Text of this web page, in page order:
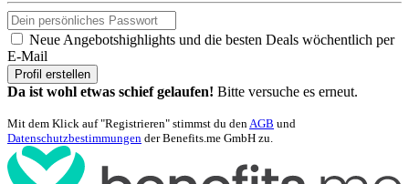
Neue Angebotshighlights und die besten Deals wöchentlich per
E-Mail
Profil erstellen
Da ist wohl etwas schief gelaufen! Bitte versuche es erneut.
Mit dem Klick auf "Registrieren" stimmst du denAGB und
Datenschutzbestimmungen der Benefits.me GmbH zu.